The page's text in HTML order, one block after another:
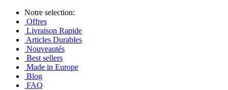
Notre selection:
Offres
Livraison Rapide
Articles Durables
Nouveautés
Best sellers
Made in Europe
Blog
FAQ